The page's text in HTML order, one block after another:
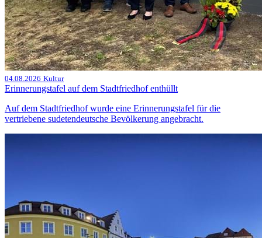
04.08.2026 Kultur
Erinnerungstafel auf dem Stadtfriedhof enthüllt
Auf dem Stadtfriedhof wurde eine Erinnerungstafel für die
vertriebene sudetendeutsche Bevölkerung angebracht.